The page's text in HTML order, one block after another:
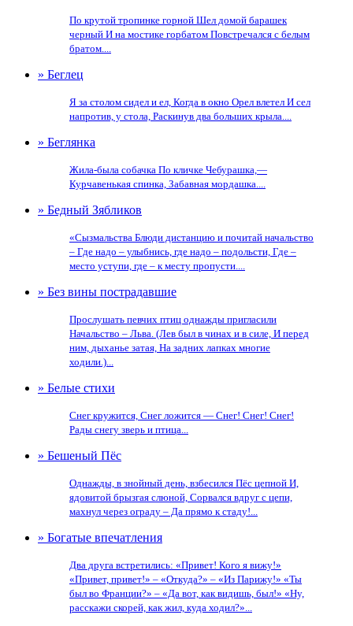
По крутой тропинке горной Шел домой барашек
черный И на мостике горбатом Повстречался с белым
братом....
» Беглец
Я за столом сидел и ел, Когда в окно Орел влетел И сел
напротив, у стола, Раскинув два больших крыла....
» Беглянка
Жила-была собачка По кличке Чебурашка,—
Курчавенькая спинка, Забавная мордашка....
» Бедный Зябликов
«Сызмальства Блюди дистанцию и почитай начальство
– Где надо – улыбнись, где надо – подольсти, Где –
место уступи, где – к месту пропусти....
» Без вины пострадавшие
Прослушать певчих птиц однажды пригласили
Начальство – Льва. (Лев был в чинах и в силе, И перед
ним, дыханье затая, На задних лапках многие
ходили.)...
» Белые стихи
Снег кружится, Снег ложится — Снег! Снег! Снег!
Рады снегу зверь и птица...
» Бешеный Пёс
Однажды, в знойный день, взбесился Пёс цепной И,
ядовитой брызгая слюной, Сорвался вдруг с цепи,
махнул через ограду – Да прямо к стаду!...
» Богатые впечатления
Два друга встретились: «Привет! Кого я вижу!»
«Привет, привет!» – «Откуда?» – «Из Парижу!» «Ты
был во Франции?» – «Да вот, как видишь, был!» «Ну,
расскажи скорей, как жил, куда ходил?»...